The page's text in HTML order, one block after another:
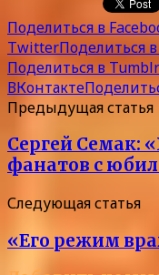
Поделиться в
TwitterПоделиться
Поделиться в Tumblr
ВКонтакте
Предыдущая статья
Сергей Семак:
фанатов с
Следующая статья
«Его режим